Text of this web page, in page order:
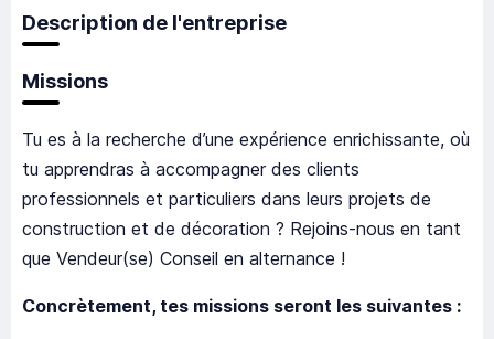
Description de l'entreprise
Missions
Tu es à la recherche d’une expérience enrichissante, où
tu apprendras à accompagner des clients
professionnels et particuliers dans leurs projets de
construction et de décoration ? Rejoins-nous en tant
que Vendeur(se) Conseil en alternance !
Concrètement, tes missions seront les suivantes :